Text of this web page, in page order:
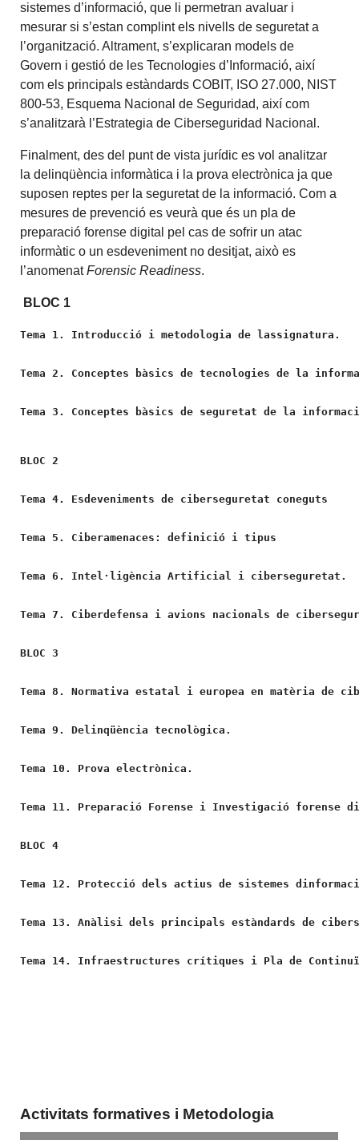
sistemes d’informació, que li permetran avaluar i
mesurar si s’estan complint els nivells de seguretat a
l’organització. Altrament, s’explicaran models de
Govern i gestió de les Tecnologies d’Informació, així
com els principals estàndards COBIT, ISO 27.000, NIST
800-53, Esquema Nacional de Seguridad, així com
s’analitzarà l’Estrategia de Ciberseguridad Nacional.
Finalment, des del punt de vista jurídic es vol analitzar
la delinqüència informàtica i la prova electrònica ja que
suposen reptes per la seguretat de la informació. Com a
mesures de prevenció es veurà que és un pla de
preparació forense digital pel cas de sofrir un atac
informàtic o un esdeveniment no desitjat, això es
l’anomenatForensic Readiness.
BLOC 1
Tema 1. Introducció i metodologia de lassignatura.
Tema 2. Conceptes bàsics de tecnologies de la
Tema 3. Conceptes bàsics de seguretat de la
BLOC 2
Tema 4. Esdeveniments de ciberseguretat coneguts
Tema 5. Ciberamenaces: definició i tipus
Tema 6. Intel·ligència Artificial i ciberseguretat.
BLOC 3
Tema 8. Normativa estatal i europea en matèria de
Tema 9. Delinqüència tecnològica.
Tema 10. Prova electrònica.
Tema 11. Preparació Forense i Investigació forense
BLOC 4
Tema 12. Protecció dels actius de sistemes
Tema 13. Anàlisi dels principals estàndards de
Tema 14. Infraestructures crítiques i Pla de
Activitats formatives i Metodologia